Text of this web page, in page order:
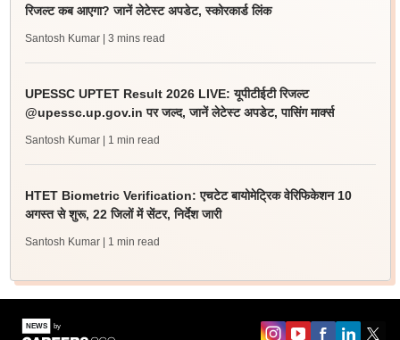
रिजल्ट कब आएगा? जानें लेटेस्ट अपडेट, स्कोरकार्ड लिंक
Santosh Kumar | 3 mins read
UPESSC UPTET Result 2026 LIVE: यूपीटीईटी रिजल्ट
@upessc.up.gov.in पर जल्द, जानें लेटेस्ट अपडेट, पासिंग मार्क्स
Santosh Kumar | 1 min read
HTET Biometric Verification: एचटेट बायोमेट्रिक वेरिफिकेशन 10
अगस्त से शुरू, 22 जिलों में सेंटर, निर्देश जारी
Santosh Kumar | 1 min read